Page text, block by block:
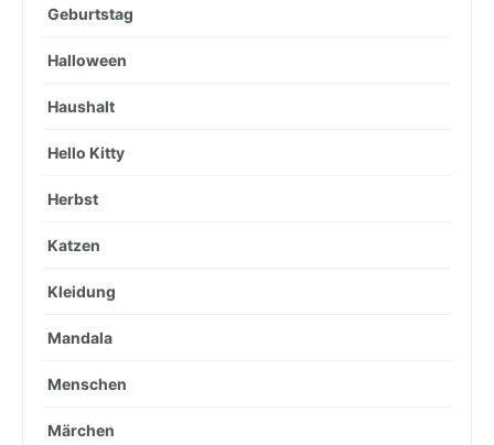
Geburtstag
Halloween
Haushalt
Hello Kitty
Herbst
Katzen
Kleidung
Mandala
Menschen
Märchen